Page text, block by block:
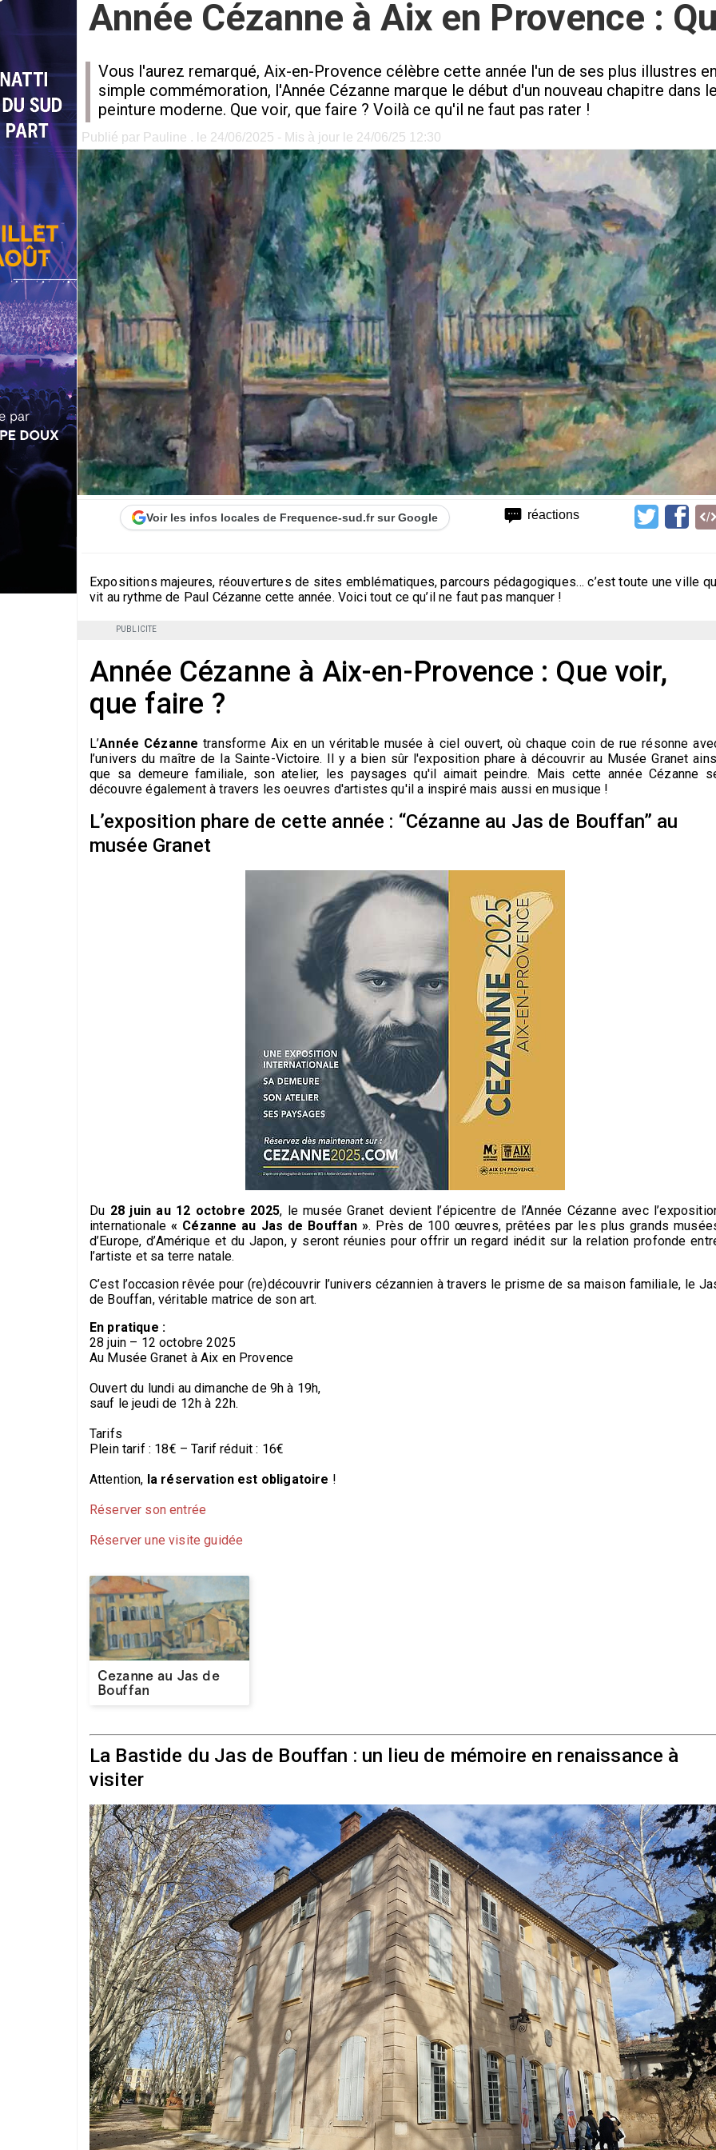
Année Cézanne à Aix en Provence :
Vous l'aurez remarqué, Aix-en-Provence célèbre cette année l'un de ses plus illustres
simple commémoration, l'Année Cézanne marque le début d'un nouveau chapitre dans
peinture moderne. Que voir, que faire ? Voilà ce qu'il ne faut pas rater !
Publié par Pauline . le 24/06/2025 - Mis à jour le 24/06/25 12:30
réactions
Voir les infos locales de Frequence-sud.fr sur Google
Expositions majeures, réouvertures de sites emblématiques, parcours pédagogiques… c’est toute une ville
vit au rythme de Paul Cézanne cette année. Voici tout ce qu’il ne faut pas manquer !
PUBLICITE
Année Cézanne à Aix-en-Provence : Que voir,
que faire ?
L’Année Cézanne transforme Aix en un véritable musée à ciel ouvert, où chaque coin de rue résonne
l’univers du maître de la Sainte-Victoire. Il y a bien sûr l'exposition phare à découvrir au Musée Granet
que sa demeure familiale, son atelier, les paysages qu'il aimait peindre. Mais cette année Cézanne
découvre également à travers les oeuvres d'artistes qu'il a inspiré mais aussi en musique !
L’exposition phare de cette année : “Cézanne au Jas de Bouffan” au
musée Granet
Du 28 juin au 12 octobre 2025, le musée Granet devient l’épicentre de l’Année Cézanne avec
internationale« Cézanne au Jas de Bouffan ». Près de 100 œuvres, prêtées par les plus grands
d’Europe, d’Amérique et du Japon, y seront réunies pour offrir un regard inédit sur la relation profonde
l’artiste et sa terre natale.
C’est l’occasion rêvée pour (re)découvrir l’univers cézannien à travers le prisme de sa maison familiale, le
de Bouffan, véritable matrice de son art.
En pratique :
28 juin – 12 octobre 2025
Au Musée Granet à Aix en Provence
Ouvert du lundi au dimanche de 9h à 19h,
sauf le jeudi de 12h à 22h.
Tarifs
Plein tarif : 18€ – Tarif réduit : 16€
Attention, la réservation est obligatoire !
Réserver son entrée
Réserver une visite guidée
Cezanne au Jas de
Bouffan
La Bastide du Jas de Bouffan : un lieu de mémoire en renaissance à
visiter